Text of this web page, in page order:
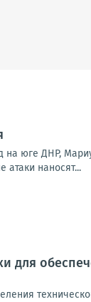
на юге ДНР,
наносят...
для